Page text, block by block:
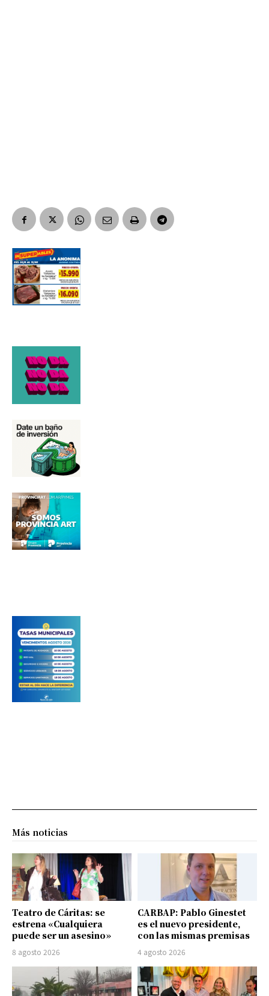
Apellidos
Número de teléfono
Más noticias
Teatro de Cáritas: se
estrena «Cualquiera
puede ser un asesino»
8 agosto 2026
CARBAP: Pablo Ginestet
es el nuevo presidente,
con las mismas premisas
4 agosto 2026